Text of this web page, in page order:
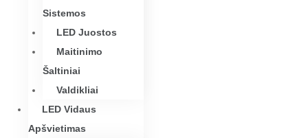
Sistemos
LED Juostos
Maitinimo
Šaltiniai
Valdikliai
LED Vidaus
Apšvietimas